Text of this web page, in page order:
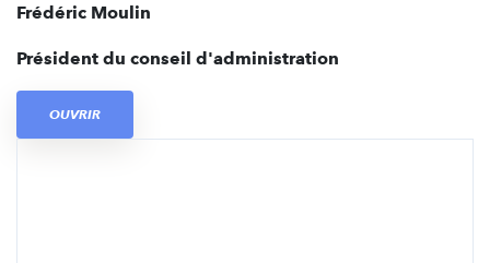
Frédéric Moulin
Président du conseil d'administration
OUVRIR